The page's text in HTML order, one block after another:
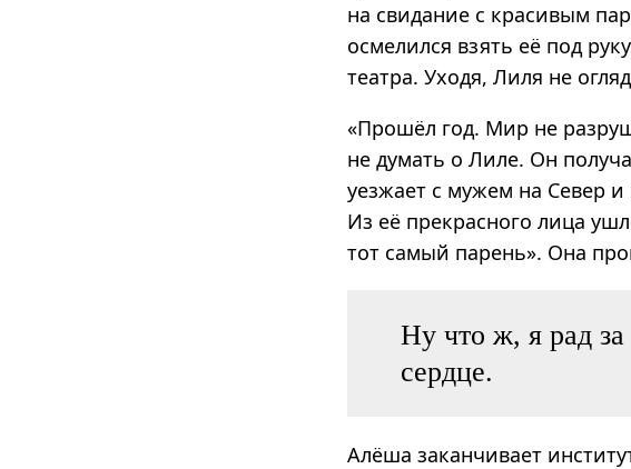
на свидание с красивым
осмелился взять её под
театра. Уходя, Лиля не
«Прошёл год. Мир не
не думать о Лиле. Он
уезжает с мужем на Север
Из её прекрасного лица
тот самый парень». Она
Ну что ж, я рад за
сердце.
Алёша заканчивает